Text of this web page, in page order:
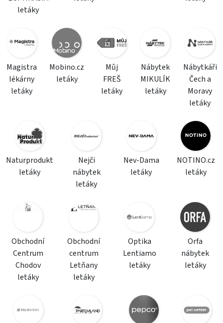
letáky
Magistra
lékárny
letáky
Mobino.cz
letáky
Můj
FREŠ
letáky
Nábytek
MIKULÍK
letáky
Nábytkáři
Čech a
Moravy
letáky
Naturprodukt
letáky
Nejči
nábytek
letáky
Nev-Dama
letáky
NOTINO.cz
letáky
Obchodní
Centrum
Chodov
letáky
Obchodní
centrum
Letňany
letáky
Optika
Lentiamo
letáky
Orfa
nábytek
letáky